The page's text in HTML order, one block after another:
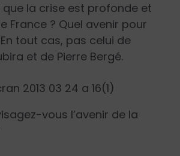
que la crise est profonde et
France ? Quel avenir pour
tout cas, pas celui de
et de Pierre Bergé.
vous l’avenir de la